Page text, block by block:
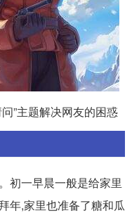
”主题解决网友的困惑
初一早晨一般是给家里
年,家里也准备了糖和瓜